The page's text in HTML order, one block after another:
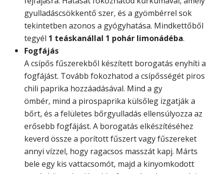
gyulladáscsökkentő szer, és a gyömbérrel sok
tekintetben azonos a gyógyhatása. Mindkettőből
tegyél 1 teáskanállal 1 pohár limonádéba.
Fogfájás
A csípős fűszerekből készített borogatás enyhíti a
fogfájást. Tovább fokozhatod a csípősségét piros
chili paprika hozzáadásával. Mind a gy
ömbér, mind a pirospaprika külsőleg izgatják a
bőrt, és a felületes bőrgyulladás ellensúlyozza az
erősebb fogfájást. A borogatás elkészítéséhez
keverd össze a porított fűszert vagy fűszereket
annyi vízzel, hogy ragacsos masszát kapj. Márts
bele egy kis vattacsomót, majd a kinyomkodott